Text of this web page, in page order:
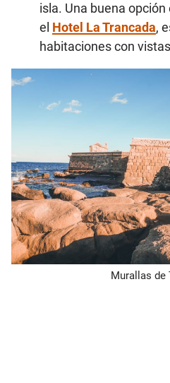
isla. Una buena opción
el Hotel La Trancada,
habitaciones con
Murallas de